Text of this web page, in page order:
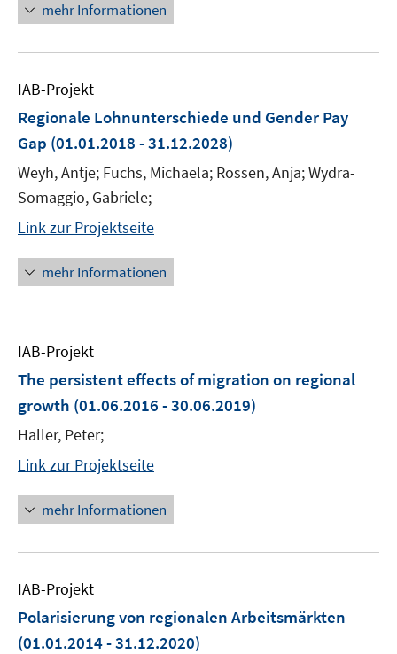
mehr Informationen
IAB-Projekt
Regionale Lohnunterschiede und Gender Pay
Gap (01.01.2018 - 31.12.2028)
Weyh, Antje; Fuchs, Michaela; Rossen, Anja; Wydra-
Somaggio, Gabriele;
Link zur Projektseite
mehr Informationen
IAB-Projekt
The persistent effects of migration on regional
growth (01.06.2016 - 30.06.2019)
Haller, Peter;
Link zur Projektseite
mehr Informationen
IAB-Projekt
Polarisierung von regionalen Arbeitsmärkten
(01.01.2014 - 31.12.2020)